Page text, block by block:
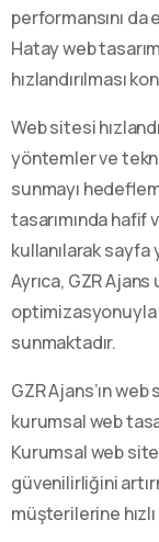
performansını
Hatay web
hızlandırılması
Web sitesi
yöntemler ve
sunmayı
tasarımında hafif
kullanılarak
Ayrıca, GZR
optimizasyonuyla
sunmaktadır.
GZR Ajans’ın
kurumsal web
Kurumsal web
güvenilirliğini
müşterilerine